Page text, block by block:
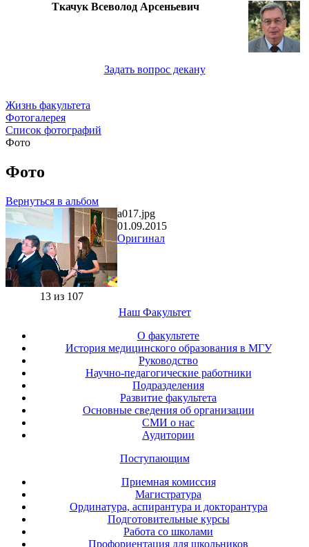
Ткачук Всеволод Арсеньевич
Задать вопрос декану
Жизнь факультета
Фотогалерея
Список фотографий
Фото
Фото
Вернуться в альбом
13 из 107
a017.jpg
01.09.2015
Оригинал
Наш Факультет
О факультете
История медицинского образования в МГУ
Руководство
Научно-педагогические работники
Подразделения
Развитие факультета
Основные сведения об организации
СМИ о нас
Аудитории
Поступающим
Приемная комиссия
Магистратура
Ординатура, аспирантура и докторантура
Подготовительные курсы
Работа со школами
Профориентация для школьников